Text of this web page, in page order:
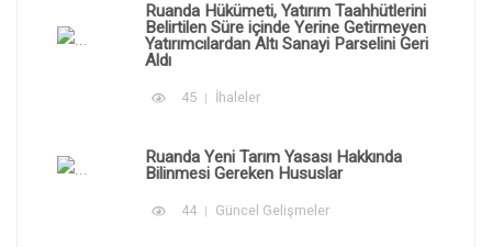
Ruanda Hükümeti, Yatırım Taahhütlerini
Belirtilen Süre içinde Yerine Getirmeyen
Yatırımcılardan Altı Sanayi Parselini Geri
Aldı
45 İhaleler
Ruanda Yeni Tarım Yasası Hakkında
Bilinmesi Gereken Hususlar
44 Güncel Gelişmeler